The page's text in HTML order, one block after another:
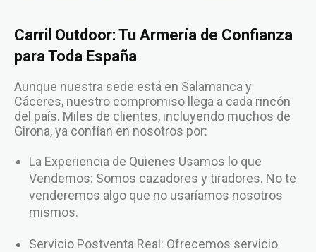
Carril Outdoor: Tu Armería de Confianza
para Toda España
Aunque nuestra sede está en Salamanca y
Cáceres, nuestro compromiso llega a cada rincón
del país. Miles de clientes, incluyendo muchos de
Girona, ya confían en nosotros por:
La Experiencia de Quienes Usamos lo que
Vendemos: Somos cazadores y tiradores. No te
venderemos algo que no usaríamos nosotros
mismos.
Servicio Postventa Real: Ofrecemos servicio